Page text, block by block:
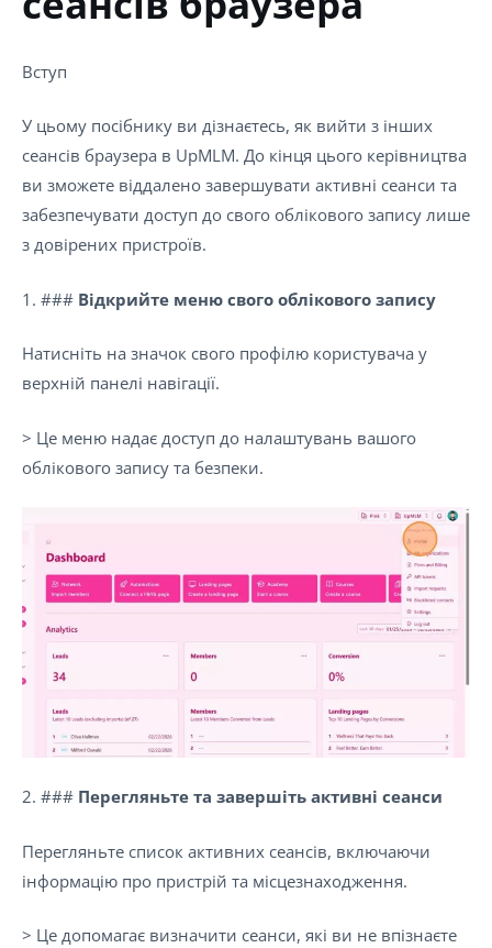
Вступ
У цьому посібнику ви дізнаєтесь, як вийти з інших
сеансів браузера в UpMLM. До кінця цього керівництва
ви зможете віддалено завершувати активні сеанси та
забезпечувати доступ до свого облікового запису лише
з довірених пристроїв.
1. ### Відкрийте меню свого облікового запису
Натисніть на значок свого профілю користувача у
верхній панелі навігації.
> Це меню надає доступ до налаштувань вашого
облікового запису та безпеки.
2. ### Перегляньте та завершіть активні сеанси
Перегляньте список активних сеансів, включаючи
інформацію про пристрій та місцезнаходження.
> Це допомагає визначити сеанси, які ви не впізнаєте